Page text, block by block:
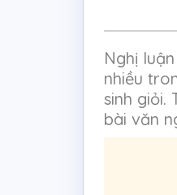
Nghị
nhiều
sinh giỏi.
bài văn